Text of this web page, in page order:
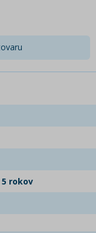
5 rokov